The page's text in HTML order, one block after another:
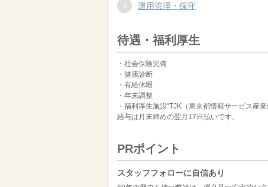
運用管理・保守
待遇・福利厚生
・社会保険完備
・健康診断
・有給休暇
・年末調整
・福利厚生施設“TJK（東京都情報サービス産業
給与は月末締めの翌月17日払いです。
PRポイント
スタッフフォローに自信あり